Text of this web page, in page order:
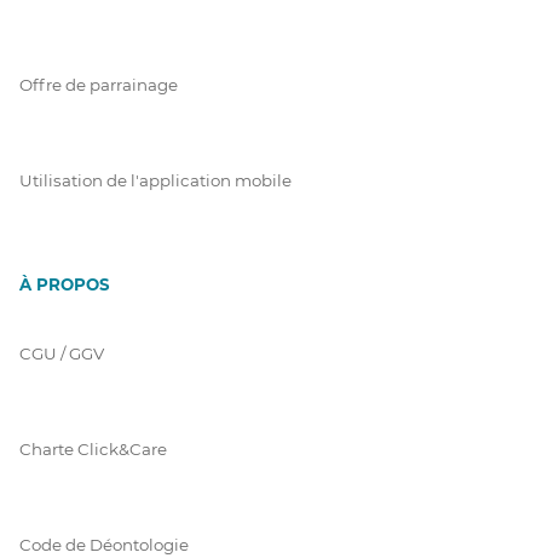
Offre de parrainage
Utilisation de l'application mobile
À PROPOS
CGU / GGV
Charte Click&Care
Code de Déontologie